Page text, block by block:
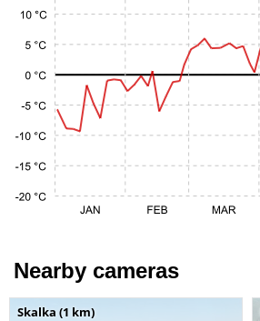
Nearby cameras
Skalka (1 km)